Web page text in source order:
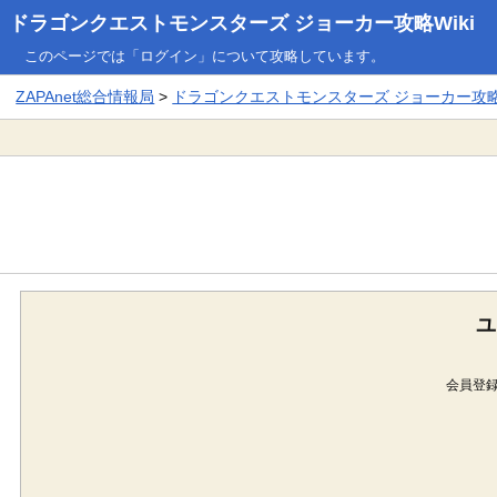
ドラゴンクエストモンスターズ ジョーカー攻略Wiki
このページでは「ログイン」について攻略しています。
ZAPAnet総合情報局 > ドラゴンクエストモンスターズ ジョーカー攻
会員登